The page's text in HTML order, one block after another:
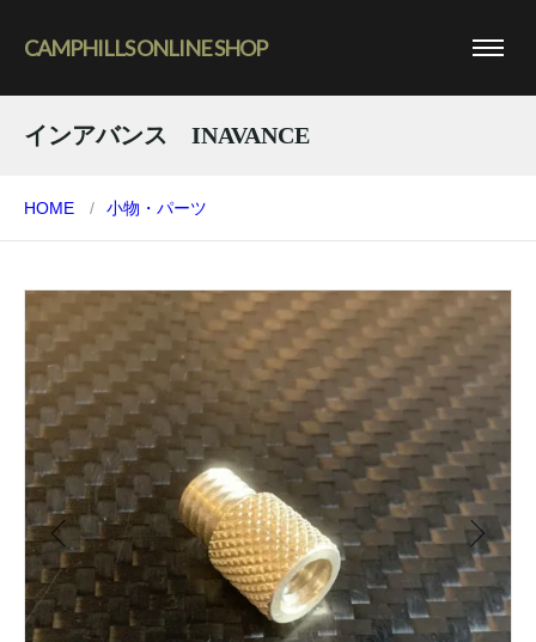
CAMPHILLS ONLINE SHOP
インアバンス INAVANCE
HOME 小物・パーツ